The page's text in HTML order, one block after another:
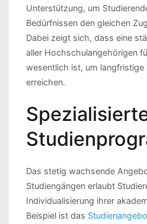
Unterstützung, um
Bedürfnissen den gleichen
Dabei zeigt sich, dass eine
aller Hochschulangehörigen
wesentlich ist, um langfristige
erreichen.
Das stetig wachsende
Studiengängen erlaubt
Individualisierung ihrer
Beispiel ist das